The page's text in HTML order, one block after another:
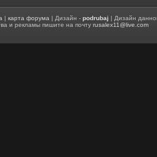
|карта форума | Дизайн -podrubaj | Дизайн
и рекламы пишите на почтуrusalex11@live.com